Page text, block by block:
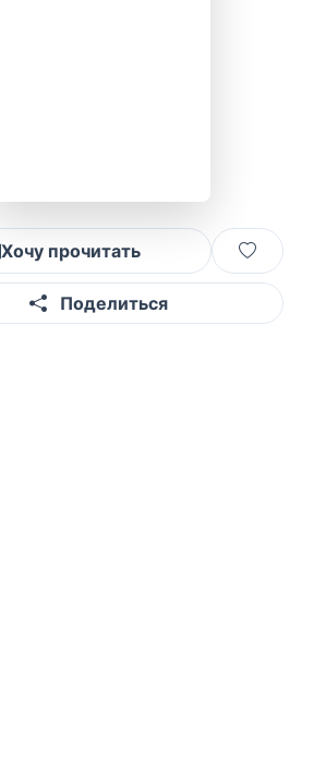
Хочу прочитать
Поделиться